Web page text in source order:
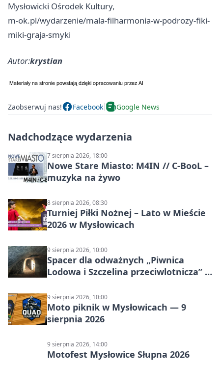
Mysłowicki Ośrodek Kultury,
m-ok.pl/wydarzenie/mala-filharmonia-w-podrozy-fiki-
miki-graja-smyki
Autor:krystian
Zaobserwuj nas! Facebook Google News
Nadchodzące wydarzenia
7 sierpnia 2026, 18:00
Nowe Stare Miasto: M4IN // C-BooL –
muzyka na żywo
8 sierpnia 2026, 08:30
Turniej Piłki Nożnej – Lato w Mieście
2026 w Mysłowicach
9 sierpnia 2026, 10:00
Spacer dla odważnych „Piwnica
Lodowa i Szczelina przeciwlotnicza” –
9 sierpnia 2026, 10:00
Moto piknik w Mysłowicach — 9
sierpnia 2026
9 sierpnia 2026, 14:00
Motofest Mysłowice Słupna 2026